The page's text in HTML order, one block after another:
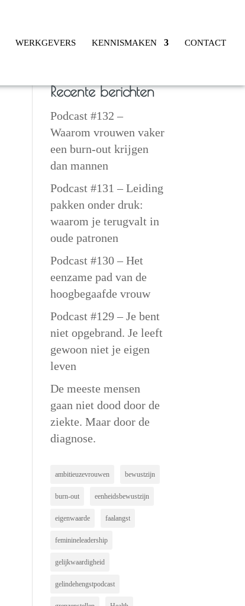
WERKGEVERS KENNISMAKEN CONTACT
Recente berichten
Podcast #132 –
Waarom vrouwen vaker
een burn-out krijgen
dan mannen
Podcast #131 – Leiding
pakken onder druk:
waarom je terugvalt in
oude patronen
Podcast #130 – Het
eenzame pad van de
hoogbegaafde vrouw
Podcast #129 – Je bent
niet opgebrand. Je leeft
gewoon niet je eigen
leven
De meeste mensen
gaan niet dood door de
ziekte. Maar door de
diagnose.
ambitieuzevrouwen bewustzijn
burn-out eenheidsbewustzijn
eigenwaarde faalangst
feminineleadership
gelijkwaardigheid
gelindehengstpodcast